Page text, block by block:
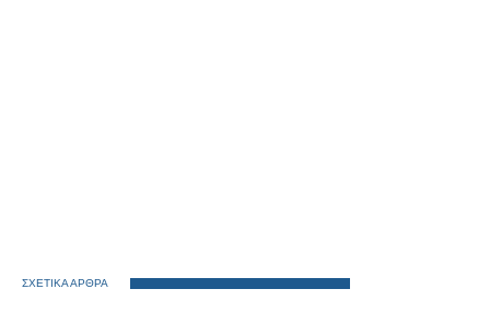
ΣΧΕΤΙΚΑ ΑΡΘΡΑ